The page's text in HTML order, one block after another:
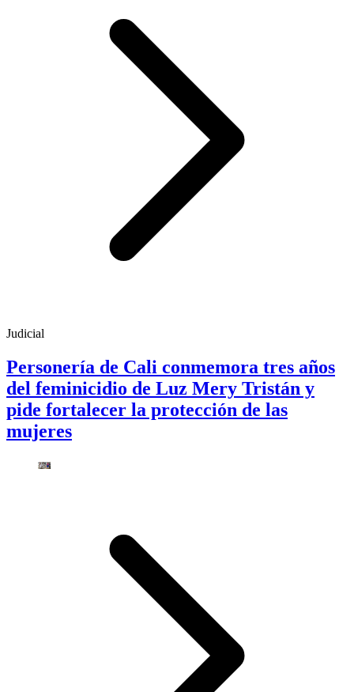
Judicial
Personería de Cali conmemora tres años
del feminicidio de Luz Mery Tristán y
pide fortalecer la protección de las
mujeres